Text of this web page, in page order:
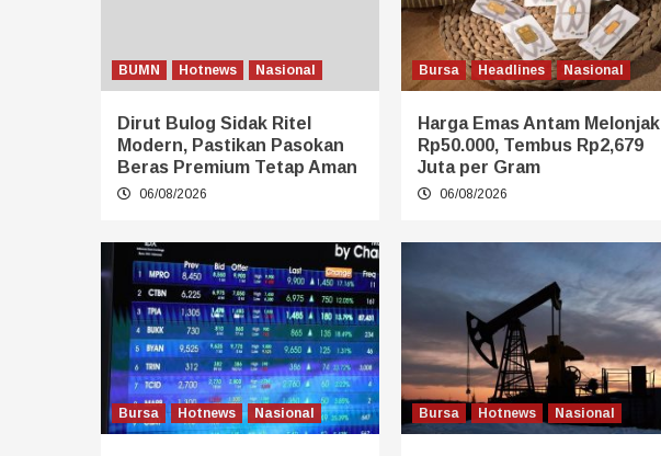
BUMN Hotnews Nasional
Dirut Bulog Sidak Ritel
Modern, Pastikan Pasokan
Beras Premium Tetap Aman
06/08/2026
Bursa Headlines Nasional
Harga Emas Antam Melonjak
Rp50.000, Tembus Rp2,679
Juta per Gram
06/08/2026
Bursa Hotnews Nasional Bursa Hotnews Nasional